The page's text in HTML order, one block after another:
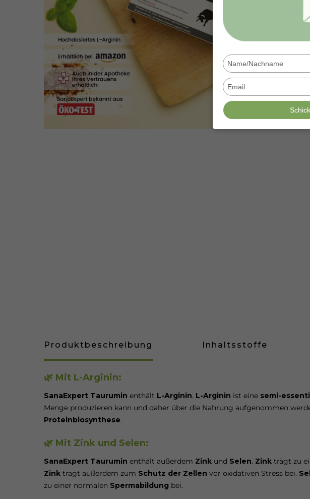
Produktbeschreibung Inhaltsstoffe
🌿 Mit L-Arginin:
SanaExpert Taurumin enthält L-Arginin. L-Arginin ist eine semi-
Menge produzieren kann und daher über die Nahrung aufgenommen
Proteinbiosynthese.
🌿 Mit Zink und Selen:
SanaExpert Taurumin enthält außerdem Zink und Selen. Zink trägt zu
Zink trägt außerdem zum Schutz der Zellen vor oxidativen Stress bei.
zu einer normalen Spermabildung bei.